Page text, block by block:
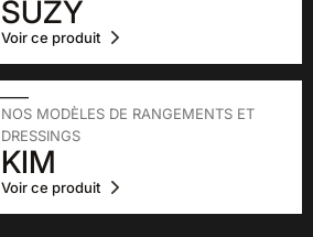
SUZY
Voir ce produit
NOS MODÈLES DE RANGEMENTS ET
DRESSINGS
KIM
Voir ce produit